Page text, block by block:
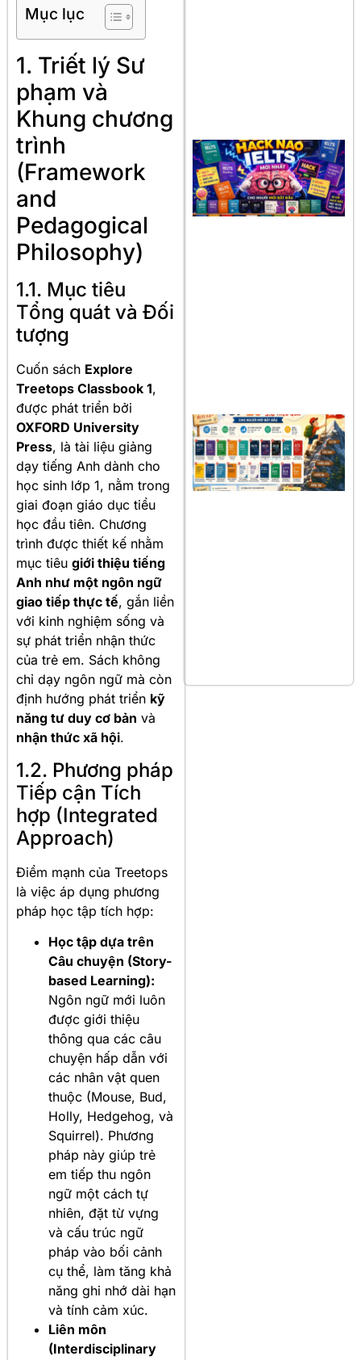
Mục lục
1. Triết lý Sư
phạm và
Khung chương
trình
(Framework
and
Pedagogical
Philosophy)
1.1. Mục tiêu
Tổng quát và Đối
tượng
Cuốn sách Explore
Treetops Classbook 1,
được phát triển bởi
OXFORD University
Press, là tài liệu giảng
dạy tiếng Anh dành cho
học sinh lớp 1, nằm trong
giai đoạn giáo dục tiểu
học đầu tiên. Chương
trình được thiết kế nhằm
mục tiêu giới thiệu tiếng
Anh như một ngôn ngữ
giao tiếp thực tế, gắn liền
với kinh nghiệm sống và
sự phát triển nhận thức
của trẻ em. Sách không
chỉ dạy ngôn ngữ mà còn
định hướng phát triển kỹ
năng tư duy cơ bản và
nhận thức xã hội.
1.2. Phương pháp
Tiếp cận Tích
hợp (Integrated
Approach)
Điểm mạnh của Treetops
là việc áp dụng phương
pháp học tập tích hợp:
Học tập dựa trên
Câu chuyện (Story-
based Learning):
Ngôn ngữ mới luôn
được giới thiệu
thông qua các câu
chuyện hấp dẫn với
các nhân vật quen
thuộc (Mouse, Bud,
Holly, Hedgehog, và
Squirrel). Phương
pháp này giúp trẻ
em tiếp thu ngôn
ngữ một cách tự
nhiên, đặt từ vựng
và cấu trúc ngữ
pháp vào bối cảnh
cụ thể, làm tăng khả
năng ghi nhớ dài hạn
và tính cảm xúc.
Liên môn
(Interdisciplinary